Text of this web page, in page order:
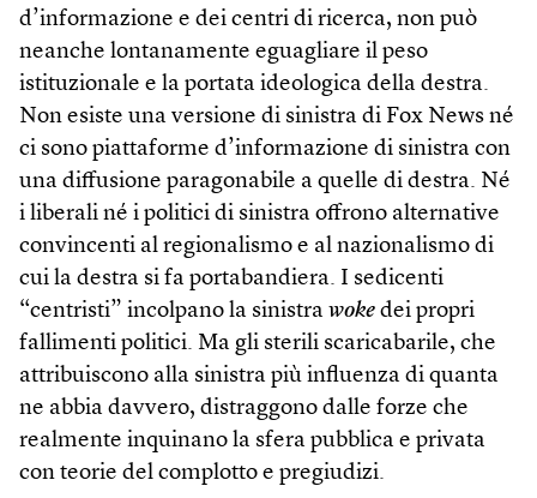
d’informazione e dei centri di ricerca, non può
neanche lontanamente eguagliare il peso
istituzionale e la portata ideologica della destra.
Non esiste una versione di sinistra di Fox News né
ci sono piattaforme d’informazione di sinistra con
una diffusione paragonabile a quelle di destra. Né
i liberali né i politici di sinistra offrono alternative
convincenti al regionalismo e al nazionalismo di
cui la destra si fa portabandiera. I sedicenti
“centristi” incolpano la sinistra woke dei propri
fallimenti politici. Ma gli sterili scaricabarile, che
attribuiscono alla sinistra più influenza di quanta
ne abbia davvero, distraggono dalle forze che
realmente inquinano la sfera pubblica e privata
con teorie del complotto e pregiudizi.